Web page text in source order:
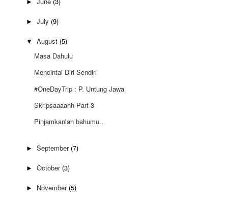
►
► July (9)
▼ August (5)
Masa Dahulu
Mencintai Diri Sendiri
#OneDayTrip : P. Untung Jawa
Skripsaaaahh Part 3
Pinjamkanlah bahumu..
► September (7)
► October (3)
► November (5)